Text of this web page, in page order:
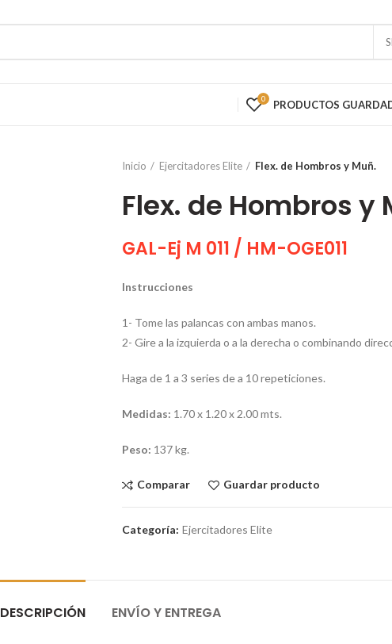
0 PRODUCTOS
Inicio Ejercitadores Elite Flex. de Hombros y Muñ.
Flex. de Hombros y
GAL-Ej M 011 / HM-OGE011
Instrucciones
1- Tome las palancas con ambas manos.
2- Gire a la izquierda o a la derecha o combinando
Haga de 1 a 3 series de a 10 repeticiones.
Medidas: 1.70 x 1.20 x 2.00 mts.
Peso: 137 kg.
Comparar Guardar producto
Categoría: Ejercitadores Elite
DESCRIPCIÓN ENVÍO Y ENTREGA